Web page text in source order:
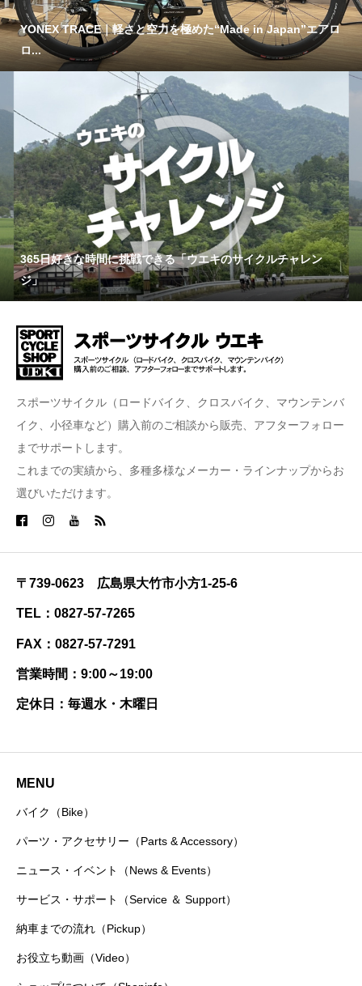
YONEX TRACE｜軽さと空力を極めた“Made in Japan”エアロ
ロ...
365日好きな時間に挑戦できる「ウエキのサイクルチャレン
ジ」
スポーツサイクル（ロードバイク、クロスバイク、マウンテンバ
イク、小径車など）購入前のご相談から販売、アフターフォロー
までサポートします。
これまでの実績から、多種多様なメーカー・ラインナップからお
選びいただけます。
〒739-0623 広島県大竹市小方1-25-6
TEL：0827-57-7265
FAX：0827-57-7291
営業時間：9:00～19:00
定休日：毎週水・木曜日
MENU
バイク（Bike）
パーツ・アクセサリー（Parts & Accessory）
ニュース・イベント（News & Events）
サービス・サポート（Service ＆ Support）
納車までの流れ（Pickup）
お役立ち動画（Video）